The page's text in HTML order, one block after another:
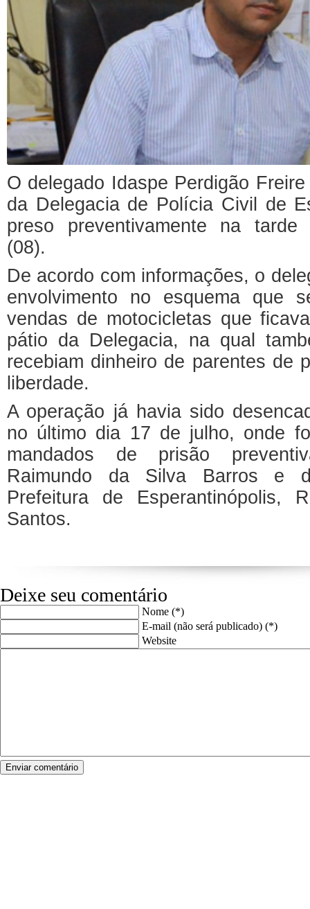
O delegado Idaspe Perdigão
da Delegacia de Polícia Civil de
preso preventivamente na tarde
(08).
De acordo com informações, o
envolvimento no esquema que
vendas de motocicletas que
pátio da Delegacia, na qual
recebiam dinheiro de parentes de
liberdade.
A operação já havia sido
no último dia 17 de julho, onde
mandados de prisão
Raimundo da Silva Barros e
Prefeitura de Esperantinópolis,
Santos.
Deixe seu comentário
Nome (*)
E-mail (não será publicado) (*)
Website